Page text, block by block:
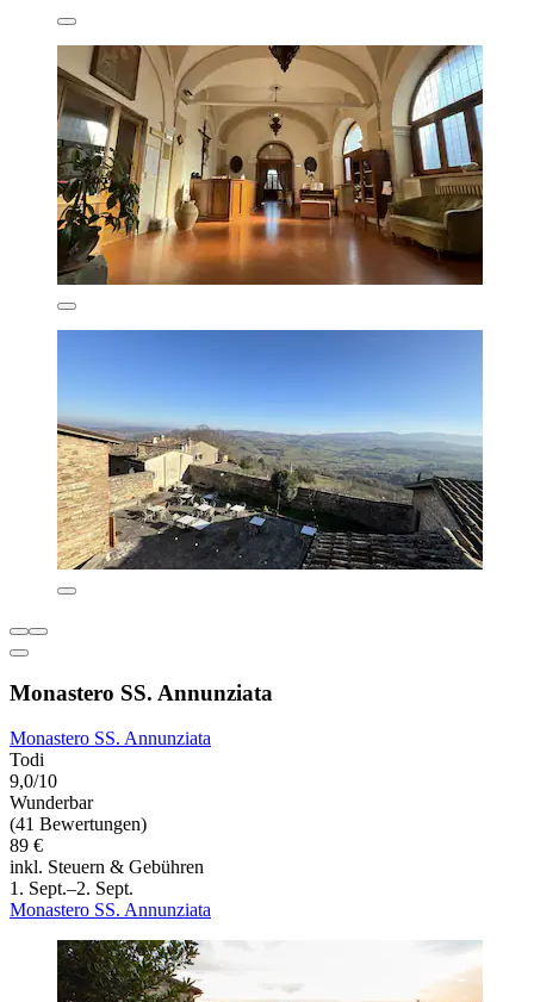
Monastero SS. Annunziata
Monastero SS. Annunziata
Todi
9,0/10
Wunderbar
(41 Bewertungen)
89 €
inkl. Steuern & Gebühren
1. Sept.–2. Sept.
Monastero SS. Annunziata